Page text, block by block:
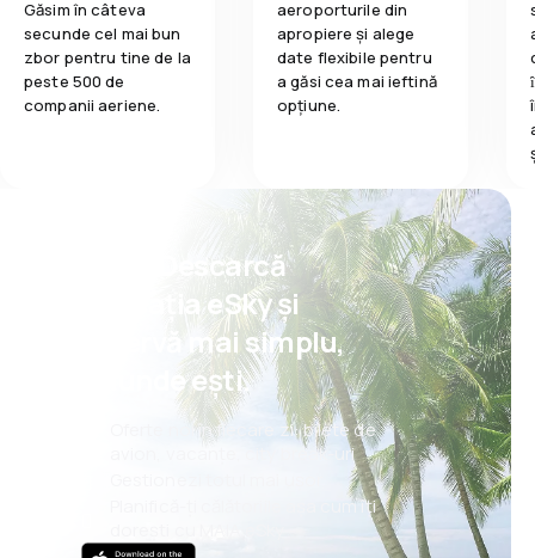
Găsim în câteva
secunde cel mai bun
zbor pentru tine de la
peste 500 de
companii aeriene.
aeroporturile din
apropiere și alege
date flexibile pentru
a găsi cea mai ieftină
opțiune.
Psst! Descarcă
aplicația eSky și
rezervă mai simplu,
oriunde ești.
Oferte noi în fiecare zi: bilete de
avion, vacanțe, city break-uri
Planifică-ți călătoriile așa cum îți